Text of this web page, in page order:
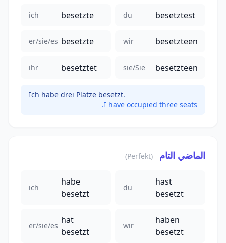
ich besetzte du besetztest
er/sie/es besetzte wir besetzteen
ihr besetztet sie/Sie besetzteen
Ich habe drei Plätze besetzt.
I have occupied three seats.
الماضي التام (Perfekt)
ich
habe
besetzt
du
hast
besetzt
er/sie/es
hat
besetzt
wir
haben
besetzt